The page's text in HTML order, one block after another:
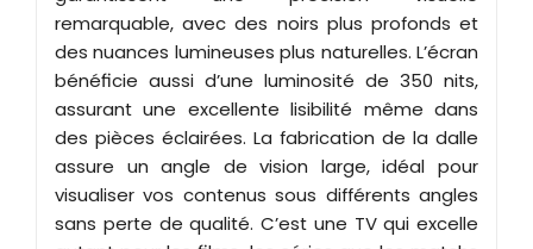
remarquable, avec des noirs plus profonds et
des nuances lumineuses plus naturelles. L’écran
bénéficie aussi d’une luminosité de 350 nits,
assurant une excellente lisibilité même dans
des pièces éclairées. La fabrication de la dalle
assure un angle de vision large, idéal pour
visualiser vos contenus sous différents angles
sans perte de qualité. C’est une TV qui excelle